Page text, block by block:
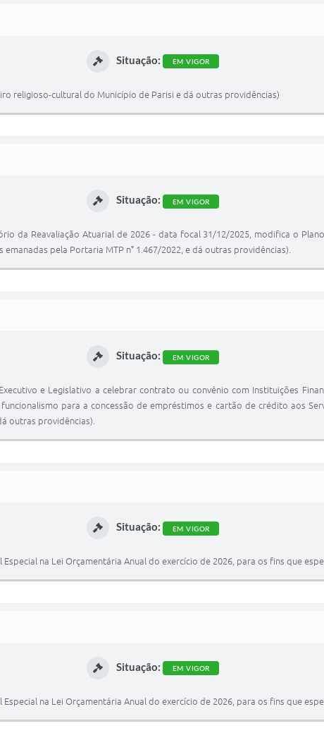
Situação: EM VIGOR
religioso-cultural do Município de Parisi e dá outras providências)
Situação: EM VIGOR
da Reavaliação Atuarial de 2026 - data focal 31/12/2025, modifica o
pela Portaria MTP n° 1.467/2022, e dá outras providências).
Situação: EM VIGOR
e Legislativo a celebrar contrato ou convênio com Instituições
para a concessão de empréstimos e cartão de crédito aos
outras providências).
Situação: EM VIGOR
na Lei Orçamentária Anual do exercício de 2026, para os fins que
Situação: EM VIGOR
na Lei Orçamentária Anual do exercício de 2026, para os fins que